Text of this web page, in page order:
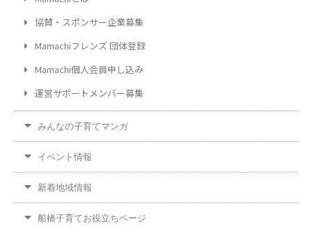
協賛・スポンサー企業募集
Mamachiフレンズ 団体登録
Mamachi個人会員申し込み
運営サポートメンバー募集
みんなの子育てマンガ
イベント情報
新着地域情報
船橋子育てお役立ちページ